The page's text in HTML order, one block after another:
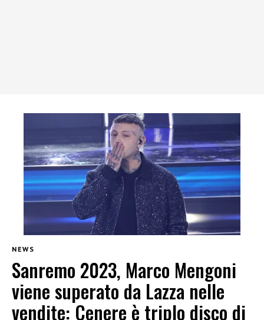
NEWS
Sanremo 2023, Marco Mengoni
viene superato da Lazza nelle
vendite: Cenere è triplo disco di